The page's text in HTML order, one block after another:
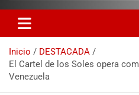
Inicio
DESTACADA
El Cartel de los Soles opera
Venezuela